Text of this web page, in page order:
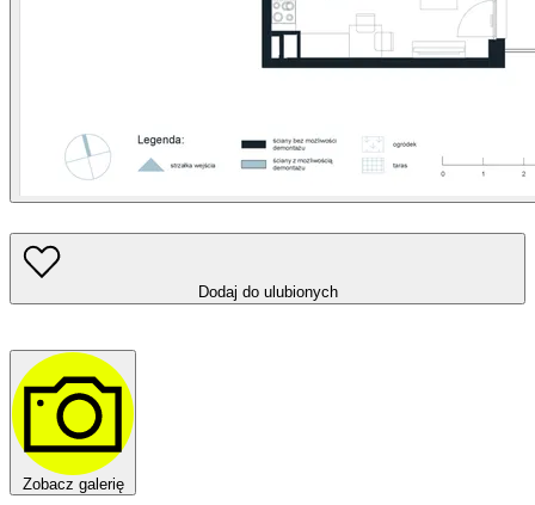
Dodaj do ulubionych
Zobacz galerię